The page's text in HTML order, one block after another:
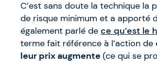
C’est sans doute la technique la
de risque minimum et a apporté
également parlé de ce qu’est le
terme fait référence à l’action de
leur prix augmente (ce qui se